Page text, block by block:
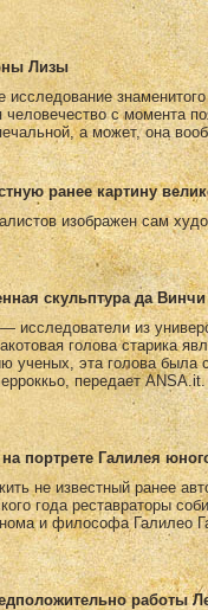
Лизы
исследование
человечество с момента
а может, она
ранее картину
изображен сам
скульптура да Винчи
исследователи из
голова cтарика
эта голова была
передает ANSA.it.
на портрете Галилея
не известный ранее
года реставраторы
и философа Галилео
работы